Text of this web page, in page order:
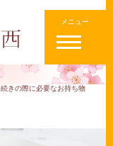
メニュー
続きの際に必要なお持ち物